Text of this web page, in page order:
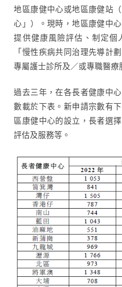
地區康健中心或地區康健站
心」）。現時，地區康健中
提供健康風險評估、制定個
「慢性疾病共同治理先導計
專屬護士診所及／或專職醫療
過去三年，在各長者健康中
數載於下表。新申請宗數有
區康健中心的設立，長者選
評估及服務等。